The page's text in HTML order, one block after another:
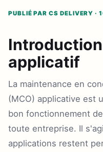
PUBLIÉ PAR CS DELIVERY
applicatif
La maintenance en
(MCO) applicative est
bon fonctionnement
toute entreprise. Il
applications restent